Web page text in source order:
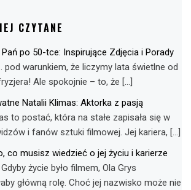
CZYTANE
po 50-tce: Inspirujące Zdjęcia i Porady
pod warunkiem, że liczymy lata świetlne od
Ale spokojnie – to, że […]
Natalii Klimas: Aktorka z pasją
to postać, która na stałe zapisała się w
i fanów sztuki filmowej. Jej kariera, […]
co musisz wiedzieć o jej życiu i karierze
życie było filmem, Ola Grys
główną rolę. Choć jej nazwisko może nie